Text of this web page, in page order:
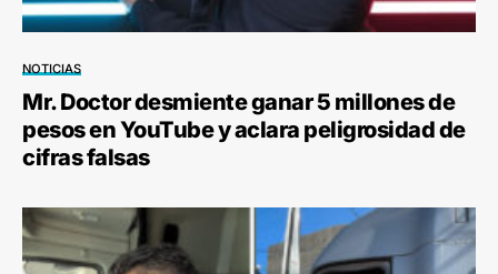
NOTICIAS
Mr. Doctor desmiente ganar 5 millones de
pesos en YouTube y aclara peligrosidad de
cifras falsas